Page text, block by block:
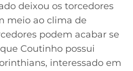
deixou os torcedores
meio ao clima de
podem acabar se
Coutinho possui
interessado em